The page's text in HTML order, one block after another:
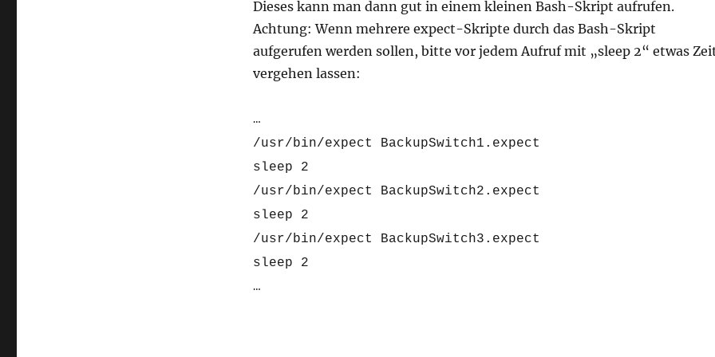
Dieses kann man dann gut in einem kleinen Bash-Skript aufrufen.
Achtung: Wenn mehrere expect-Skripte durch das Bash-Skript
aufgerufen werden sollen, bitte vor jedem Aufruf mit „sleep 2“ etwas
vergehen lassen:
…
/usr/bin/expect BackupSwitch1.expect
sleep 2
/usr/bin/expect BackupSwitch2.expect
sleep 2
/usr/bin/expect BackupSwitch3.expect
sleep 2
…